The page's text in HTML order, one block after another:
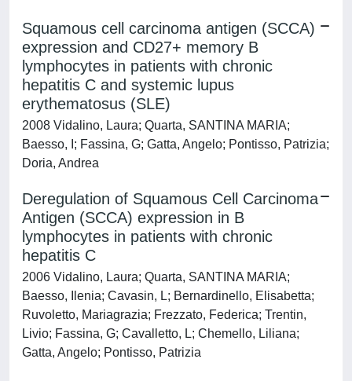
Squamous cell carcinoma antigen (SCCA)
expression and CD27+ memory B
lymphocytes in patients with chronic
hepatitis C and systemic lupus
erythematosus (SLE)
2008 Vidalino, Laura; Quarta, SANTINA MARIA;
Baesso, I; Fassina, G; Gatta, Angelo; Pontisso, Patrizia;
Doria, Andrea
Deregulation of Squamous Cell Carcinoma
Antigen (SCCA) expression in B
lymphocytes in patients with chronic
hepatitis C
2006 Vidalino, Laura; Quarta, SANTINA MARIA;
Baesso, Ilenia; Cavasin, L; Bernardinello, Elisabetta;
Ruvoletto, Mariagrazia; Frezzato, Federica; Trentin,
Livio; Fassina, G; Cavalletto, L; Chemello, Liliana;
Gatta, Angelo; Pontisso, Patrizia